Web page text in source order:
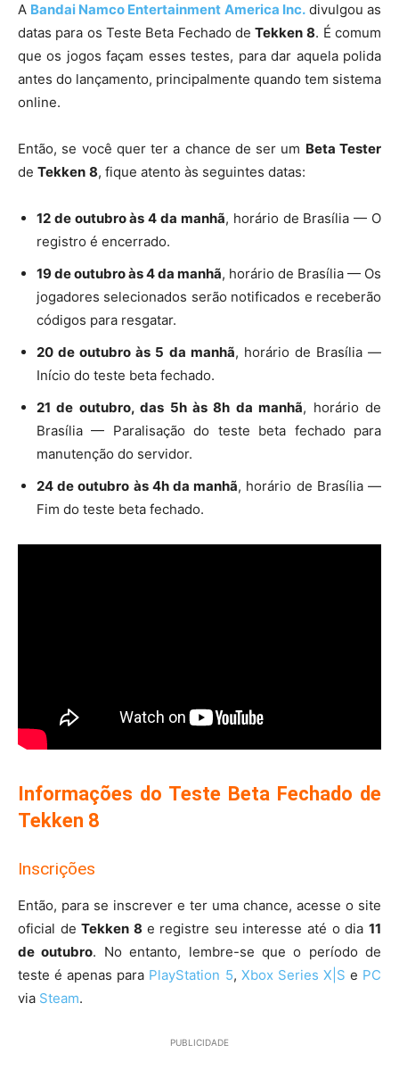
A Bandai Namco Entertainment America Inc.divulgou as
datas para os Teste Beta Fechado deTekken 8. É comum
que os jogos façam esses testes, para dar aquela polida
antes do lançamento, principalmente quando tem sistema
online.
Então, se você quer ter a chance de ser um Beta Tester
de Tekken 8, fique atento às seguintes datas:
12 de outubro às 4 da manhã, horário de Brasília — O
registro é encerrado.
19 de outubro às 4 da manhã, horário de Brasília — Os
jogadores selecionados serão notificados e receberão
códigos para resgatar.
20 de outubro às 5 da manhã, horário de Brasília —
Início do teste beta fechado.
21 de outubro, das 5h às 8h da manhã, horário de
Brasília — Paralisação do teste beta fechado para
manutenção do servidor.
24 de outubro às 4h da manhã, horário de Brasília —
Fim do teste beta fechado.
Informações do Teste Beta Fechado de
Tekken 8
Inscrições
Então, para se inscrever e ter uma chance, acesse o site
oficial deTekken 8 e registre seu interesse até o dia11
de outubro. No entanto, lembre-se que o período de
teste é apenas para PlayStation 5, Xbox Series X|S e PC
via Steam.
PUBLICIDADE